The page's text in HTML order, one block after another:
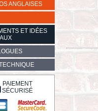
ANGLAISES
ET IDÉES
PAIEMENT
SÉCURISÉ